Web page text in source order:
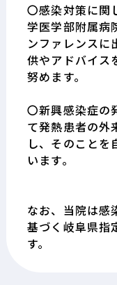
〇感染対策に関
学医学部附属病
ンファレンスに
供やアドバイス
努めます。
〇新興感染症の
て発熱患者の外
し、そのこと
います。
なお、当院は感
基づく岐阜県指
す。